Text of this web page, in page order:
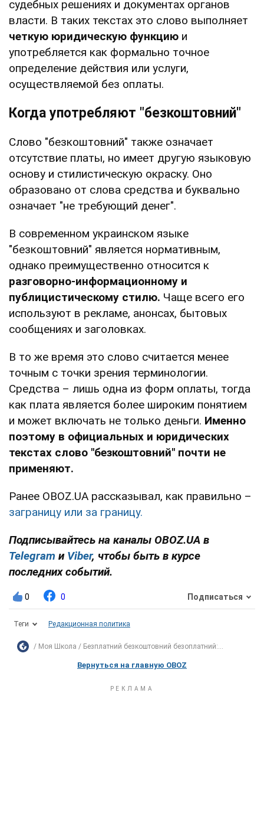
судебных решениях и документах органов
власти. В таких текстах это слово выполняет
четкую юридическую функцию и
употребляется как формально точное
определение действия или услуги,
осуществляемой без оплаты.
Когда употребляют "безкоштовний"
Слово "безкоштовний" также означает
отсутствие платы, но имеет другую языковую
основу и стилистическую окраску. Оно
образовано от слова средства и буквально
означает "не требующий денег".
В современном украинском языке
"безкоштовний" является нормативным,
однако преимущественно относится к
разговорно-информационному и
публицистическому стилю. Чаще всего его
используют в рекламе, анонсах, бытовых
сообщениях и заголовках.
В то же время это слово считается менее
точным с точки зрения терминологии.
Средства – лишь одна из форм оплаты, тогда
как плата является более широким понятием
и может включать не только деньги. Именно
поэтому в официальных и юридических
текстах слово "безкоштовний" почти не
применяют.
Ранее OBOZ.UA рассказывал, как правильно –
заграницу или за границу.
Подписывайтесь на каналы OBOZ.UA в
Telegram и Viber, чтобы быть в курсе
последних событий.
0 0 Подписаться
Теги Редакционная политика
Моя Школа Безплатний безкоштовний безоплатний:...
Вернуться на главную OBOZ